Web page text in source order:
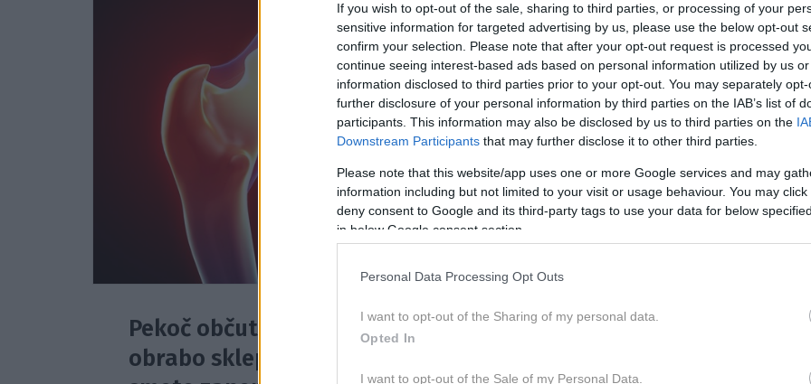
If you wish to opt-out of the sale, sharing to third parties, or processing of your
sensitive information for targeted advertising by us, please use the below opt-out
confirm your selection. Please note that after your opt-out request is processed
continue seeing interest-based ads based on personal information utilized by us
information disclosed to third parties prior to your opt-out. You may separately
further disclosure of your personal information by third parties on the IAB’s list of
participants. This information may also be disclosed by us to third parties on the
Downstream Participants that may further disclose it to other third parties.
Please note that this website/app uses one or more Google services and may
information including but not limited to your visit or usage behaviour. You may
deny consent to Google and its third-party tags to use your data for below
in below Google consent section.
Personal Data Processing Opt Outs
I want to opt-out of the Sharing of my personal data.
Opted In
I want to opt-out of the Sale of my Personal Data.
Pekoč občutek in bolečina v kolku lahko opozarjata na vnetje,
obrabo sklepa ali ukleščen živec, zato teh težav nikakor ne